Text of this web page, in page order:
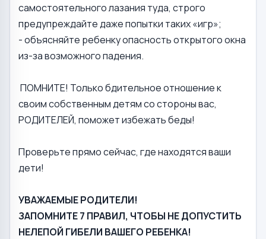
самостоятельного лазания туда, строго
предупреждайте даже попытки таких «игр»;
- объясняйте ребенку опасность открытого окна
из-за возможного падения.
ПОМНИТЕ! Только бдительное отношение к
своим собственным детям со стороны вас,
РОДИТЕЛЕЙ, поможет избежать беды!
Проверьте прямо сейчас, где находятся ваши
дети!
УВАЖАЕМЫЕ РОДИТЕЛИ!
ЗАПОМНИТЕ 7 ПРАВИЛ, ЧТОБЫ НЕ ДОПУСТИТЬ
НЕЛЕПОЙ ГИБЕЛИ ВАШЕГО РЕБЕНКА!